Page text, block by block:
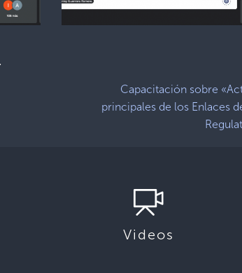
Capacitación sobre
principales de los Enlaces
Videos